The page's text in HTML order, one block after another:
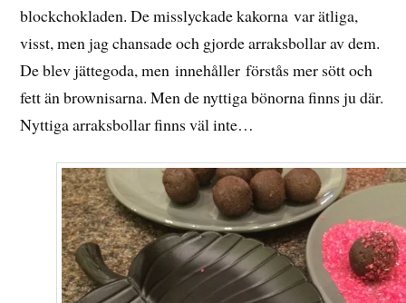
blockchokladen. De misslyckade kakorna var ätliga,
visst, men jag chansade och gjorde arraksbollar av dem.
De blev jättegoda, men innehåller förstås mer sött och
fett än brownisarna. Men de nyttiga bönorna finns ju där.
Nyttiga arraksbollar finns väl inte…